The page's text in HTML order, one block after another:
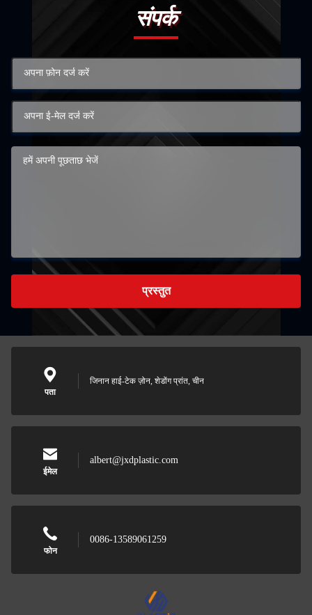
संपर्क
प्रस्तुत
पता
जिनान हाई-टेक ज़ोन, शेडोंग प्रांत, चीन
ईमेल
albert@jxdplastic.com
फोन
0086-13589061259